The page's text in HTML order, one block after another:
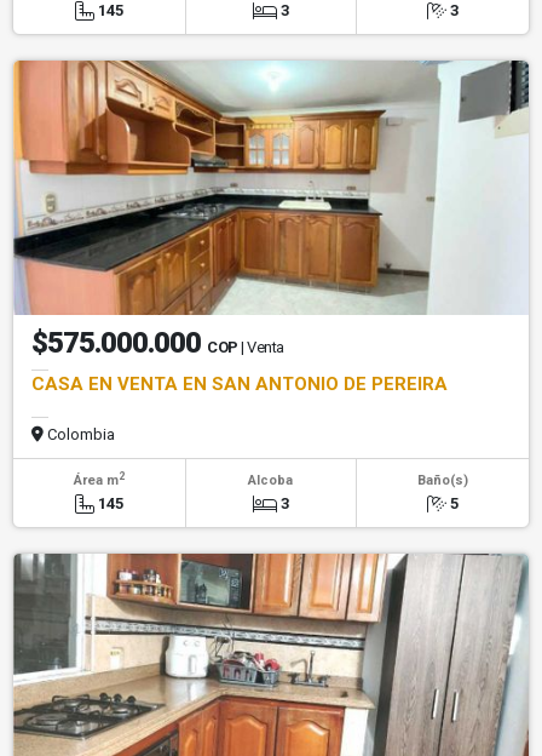
145 3 3
$575.000.000 COP | Venta
CASA EN VENTA EN SAN ANTONIO DE PEREIRA
Colombia
Área m2
145
Alcoba
3
Baño(s)
5